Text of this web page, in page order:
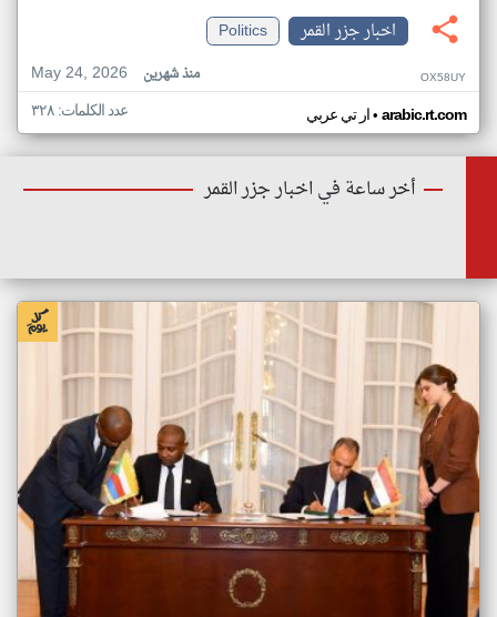
اخبار جزر القمر
Politics
May 24, 2026
منذ شهرين OX58UY
ار تي عربي• arabic.rt.com عدد الكلمات: ٣٢٨
أخر ساعة في اخبار جزر القمر